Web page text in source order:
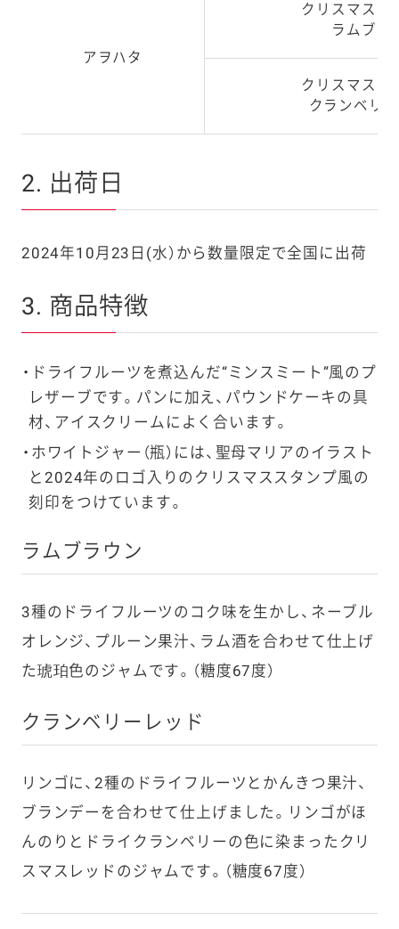
アヲハタ
クリスマスプ
ラムブラ
クリスマスプ
クランベリ
2. 出荷日
2024年10月23日(水）から数量限定で全国に出荷
3. 商品特徴
ドライフルーツを煮込んだ“ミンスミート”風のプ
レザーブです。パンに加え、パウンドケーキの具
材、アイスクリームによく合います。
ホワイトジャー（瓶）には、聖母マリアのイラスト
と2024年のロゴ入りのクリスマススタンプ風の
刻印をつけています。
ラムブラウン
3種のドライフルーツのコク味を生かし、ネーブル
オレンジ、プルーン果汁、ラム酒を合わせて仕上げ
た琥珀色のジャムです。（糖度67度）
クランベリーレッド
リンゴに、2種のドライフルーツとかんきつ果汁、
ブランデーを合わせて仕上げました。リンゴがほ
んのりとドライクランベリーの色に染まったクリ
スマスレッドのジャムです。（糖度67度）